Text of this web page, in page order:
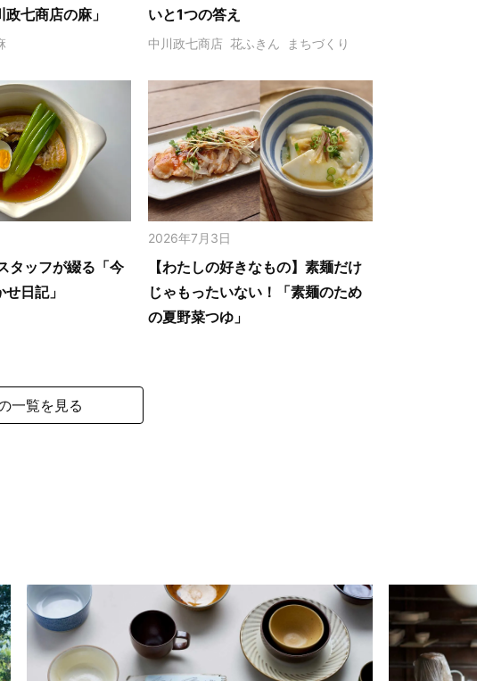
七商店の麻」
いと1つの答え
中川政七商店 花ふきん まちづくり
タッフが綴る「今
日記」
2026年7月3日
【わたしの好きなもの】素麺だけ
じゃもったいない！「素麺のため
の夏野菜つゆ」
一覧を見る